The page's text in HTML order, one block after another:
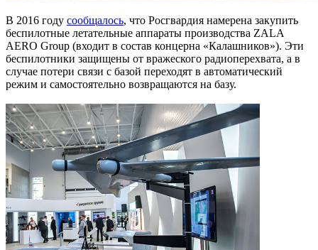
В 2016 году сообщалось, что Росгвардия намерена закупить
беспилотные летательные аппараты производства ZALA
AERO Group (входит в состав концерна «Калашников»). Эти
беспилотники защищены от вражеского радиоперехвата, а в
случае потери связи с базой переходят в автоматический
режим и самостоятельно возвращаются на базу.